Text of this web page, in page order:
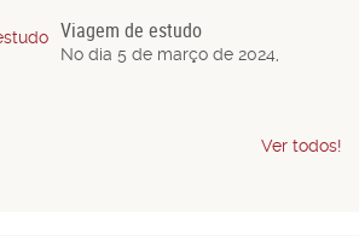
Viagem de estudo
No dia 5 de março de 2024,
Ver todos!